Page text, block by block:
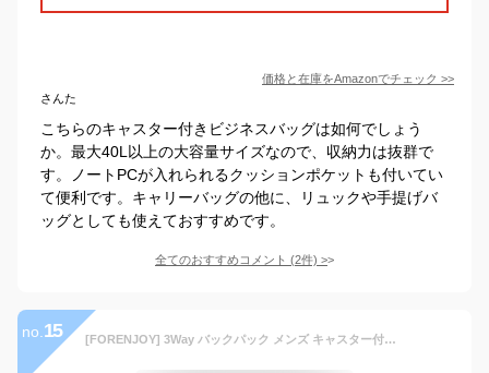
価格と在庫をAmazonでチェック >>
さんた
こちらのキャスター付きビジネスバッグは如何でしょう
か。最大40L以上の大容量サイズなので、収納力は抜群で
す。ノートPCが入れられるクッションポケットも付いてい
て便利です。キャリーバッグの他に、リュックや手提げバ
ッグとしても使えておすすめです。
全てのおすすめコメント (2件) >
no. 15 [FORENJOY] 3Way バックパック メンズ キャスター付き リュック 4輪キャリー 大容量 防水 機内持ち込み可 ソフト キャリーケース キャリーバッグ トロリー ビジネス 出張 旅行かばん 鞄 (ブラック)